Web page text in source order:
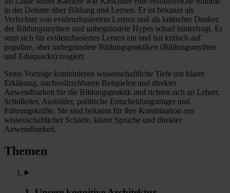
in der Debatte über Bildung und Lernen. Er ist bekannt als
Verfechter von evidenzbasiertem Lernen und als kritischer Denker,
der Bildungsmythen und unbegründete Hypes scharf hinterfragt. Er
setzt sich für evidenzbasiertes Lernen ein und hat kritisch auf
populäre, aber unbegründete Bildungspraktiken (Bildungsmythen
und Eduquacks) reagiert.
Seine Vorträge kombinieren wissenschaftliche Tiefe mit klarer
Erklärung, nachvollziehbaren Beispielen und direkter
Anwendbarkeit für die Bildungspraktik und richten sich an Lehrer,
Schulleiter, Ausbilder, politische Entscheidungsträger und
Führungskräfte. Sie sind bekannt für ihre Kombination aus
wissenschaftlicher Schärfe, klarer Sprache und direkter
Anwendbarkeit.
Themen